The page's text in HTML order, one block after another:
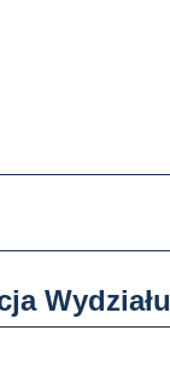
Wydziału